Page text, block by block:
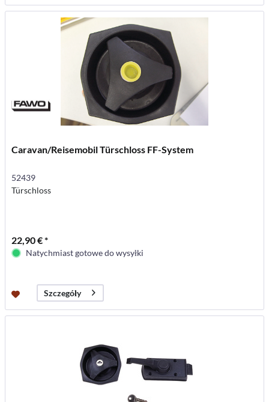
Caravan/Reisemobil Türschloss FF-System
52439
Türschloss
22,90 € *
Natychmiast gotowe do wysyłki
Szczegóły